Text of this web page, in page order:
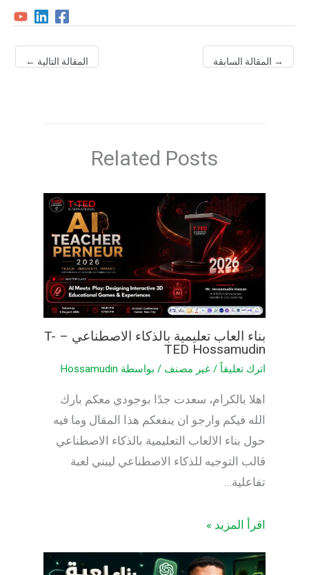
→ المقالة السابقة المقالة التالية ←
Related Posts
بناء العاب تعليمية بالذكاء الاصطناعي – T-
TED Hossamudin
اترك تعليقاً / غير مصنف / بواسطة Hossamudin
اهلا بالكرام، سعدت جدًا بوجودي معكم بارك
الله فيكم وارجو ان ينفعكم هذا المقال وما فيه
حول بناء الالعاب التعليمية بالذكاء الاصطناعي
قالب التوجيه للذكاء الاصطناعي ليبني لعبة
تفاعلية…
اقرأ المزيد »